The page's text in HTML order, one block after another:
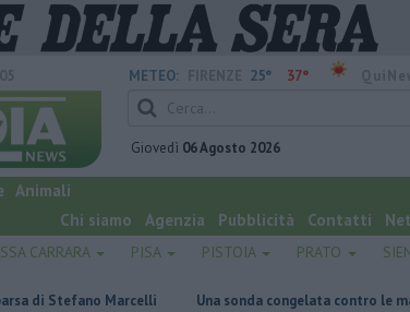
METEO: 25° 37°
Giovedì 06 Agosto 2026
Animali
Chi siamo
Agenzia Pubblicità Contatti
CARRARA PISA PISTOIA PRATO
Marcelli Una sonda congelata contro le malattie rare